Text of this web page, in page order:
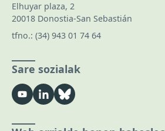
Elhuyar plaza, 2
20018 Donostia-San Sebastián
tfno.: (34) 943 01 74 64
Sare sozialak